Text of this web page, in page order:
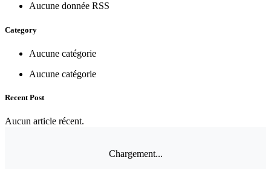
Aucune donnée RSS
Category
Aucune catégorie
Aucune catégorie
Recent Post
Aucun article récent.
Chargement...